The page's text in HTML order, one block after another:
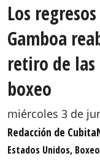
Los
Gamboa
retiro de las
boxeo
miércoles 3 de
Redacción de
Estados Unidos,